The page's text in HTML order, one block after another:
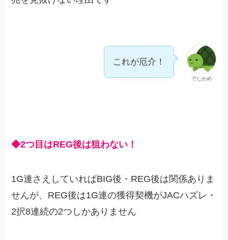
でじかめ
これが厄介！
◆2つ目はREG後は狙わない！
1G連さえしていればBIG後・REG後は関係ありま
せんが、REG後は1G連の獲得契機がJACハズレ・
2択8連続の2つしかありません